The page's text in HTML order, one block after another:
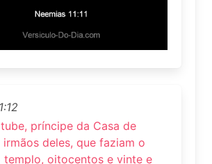
príncipe da Casa de
irmãos deles, que faziam o
templo, oitocentos e vinte e